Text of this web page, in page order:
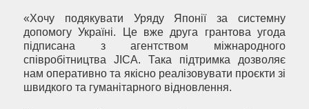
«Хочу подякувати Уряду Японії за системну
допомогу Україні. Це вже друга грантова угода
підписана з агентством міжнародного
співробітництва JICA. Така підтримка дозволяє
нам оперативно та якісно реалізовувати проєкти зі
швидкого та гуманітарного відновлення.